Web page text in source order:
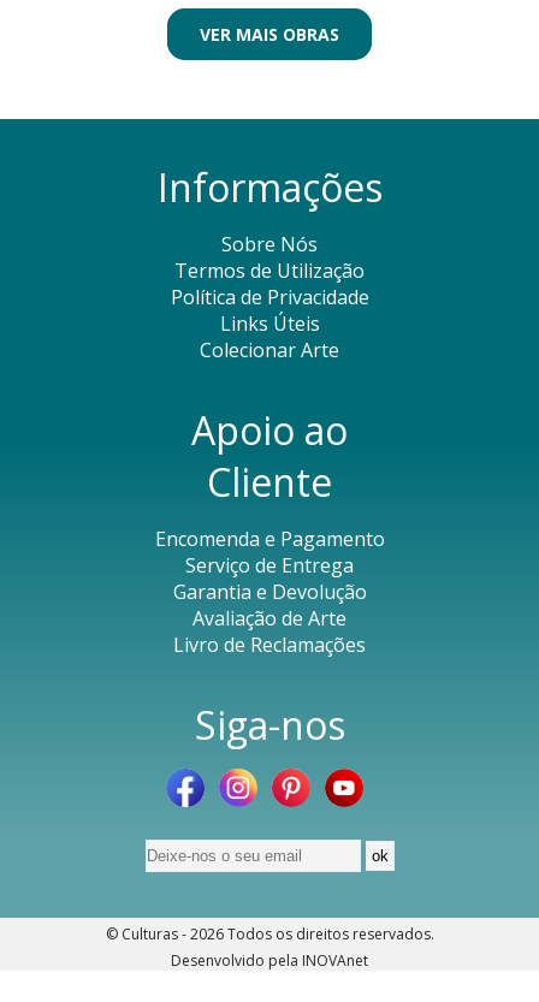
VER MAIS OBRAS
Informações
Sobre Nós
Termos de Utilização
Política de Privacidade
Links Úteis
Colecionar Arte
Apoio ao
Cliente
Encomenda e Pagamento
Serviço de Entrega
Garantia e Devolução
Avaliação de Arte
Livro de Reclamações
Siga-nos
© Culturas - 2026Todos os direitos reservados.
Desenvolvido pela INOVAnet